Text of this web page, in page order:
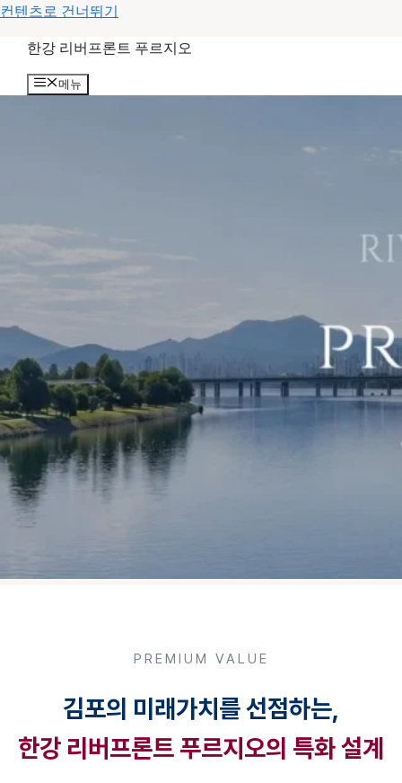
컨텐츠로 건너뛰기
한강 리버프론트 푸르지오
메뉴
PREMIUM VALUE
김포의 미래가치를 선점하는,
한강 리버프론트 푸르지오의 특화 설계